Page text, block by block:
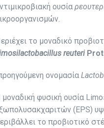
ουσία
το μοναδικό
reuteri
ονομασία
φυσική ουσία
(ΕPS)
το προβιοτικό